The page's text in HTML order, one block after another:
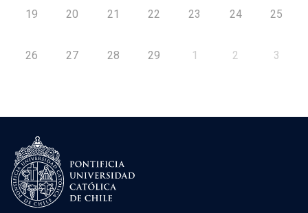
19 20 21 22 23 24 25
26 27 28 29 1 2 3